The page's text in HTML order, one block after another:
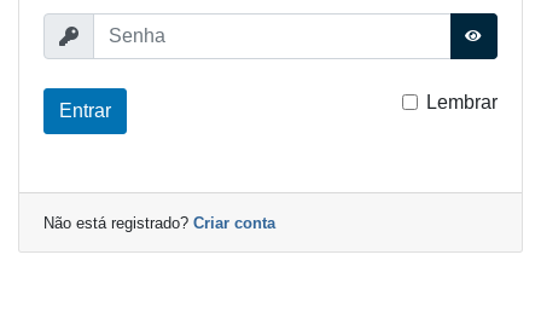
Entrar Lembrar
Não está registrado? Criar conta